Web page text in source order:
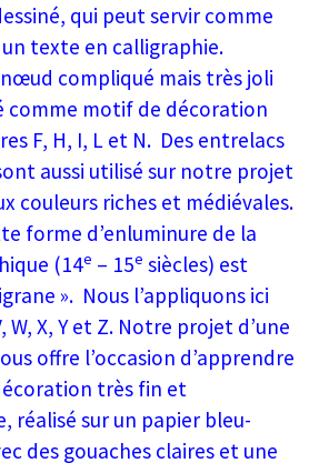
qui peut servir comme
texte en calligraphie.
nœud compliqué mais très joli
comme motif de décoration
F, H, I, L et N. Des entrelacs
aussi utilisé sur notre projet
couleurs riches et médiévales.
forme d’enluminure de la
(14e – 15e siècles) est
». Nous l’appliquons ici
W, X, Y et Z. Notre projet d’une
offre l’occasion d’apprendre
très fin et
réalisé sur un papier bleu-
des gouaches claires et une